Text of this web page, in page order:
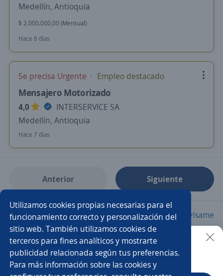
Utilizamos cookies propias necesarias para el
funcionamiento correcto y personalización del
sitio web. También utilizamos cookies de
terceros para fines analíticos y mostrarte
publicidad relacionada según tus preferencias.
Para más información sobre las cookies y
Medellín, Antioquia
$ 2.000.000,00 (Mensual)
Hace 6 días
Se precisa Urgente Empleo destacado
Mensajero Motorizado
4,0
INTERSERVICE SA
Medellín, Antioquia
Hace 7 días
Anterior Siguiente
Nuevas ofertas de empleo Avísame
Empleos similares
Mensajero/a motorizado/a Mensajero/a
Buscar es más fácil en la app